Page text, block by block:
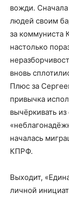
вожди.
людей своим
за коммуниста
настолько
вновь
Плюс за
привычка
вычёркивать
началась
КПРФ.
Выходит,
личной